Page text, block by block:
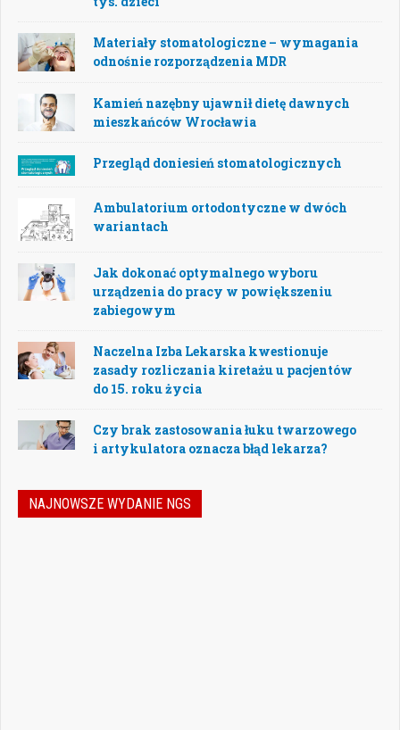
Materiały stomatologiczne – wymagania
odnośnie rozporządzenia MDR
Kamień nazębny ujawnił dietę dawnych
mieszkańców Wrocławia
Przegląd doniesień stomatologicznych
Ambulatorium ortodontyczne w dwóch
wariantach
Jak dokonać optymalnego wyboru
urządzenia do pracy w powiększeniu
zabiegowym
Naczelna Izba Lekarska kwestionuje
zasady rozliczania kiretażu u pacjentów
do 15. roku życia
Czy brak zastosowania łuku twarzowego
i artykulatora oznacza błąd lekarza?
NAJNOWSZE WYDANIE NGS